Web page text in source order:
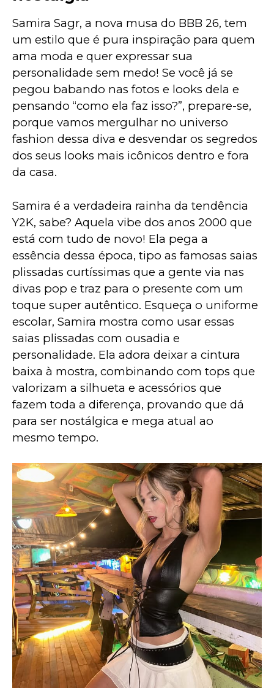
Samira Sagr, a nova musa do BBB 26, tem
um estilo que é pura inspiração para quem
ama moda e quer expressar sua
personalidade sem medo! Se você já se
pegou babando nas fotos e looks dela e
pensando “como ela faz isso?”, prepare-se,
porque vamos mergulhar no universo
fashion dessa diva e desvendar os segredos
dos seus looks mais icônicos dentro e fora
da casa.
Samira é a verdadeira rainha da tendência
Y2K, sabe? Aquela vibe dos anos 2000 que
está com tudo de novo! Ela pega a
essência dessa época, tipo as famosas saias
plissadas curtíssimas que a gente via nas
divas pop e traz para o presente com um
toque super autêntico. Esqueça o uniforme
escolar, Samira mostra como usar essas
saias plissadas com ousadia e
personalidade. Ela adora deixar a cintura
baixa à mostra, combinando com tops que
valorizam a silhueta e acessórios que
fazem toda a diferença, provando que dá
para ser nostálgica e mega atual ao
mesmo tempo.